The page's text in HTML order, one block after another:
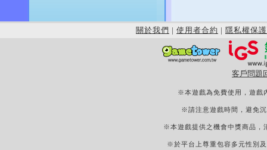
關於我們 | 使用者合約 | 隱私權保護
客戶問題
※本遊戲為免費使用，遊戲
※請注意遊戲時間，避免
※本遊戲提供之機會中獎商品，
※於平台上尊重包容多元性別